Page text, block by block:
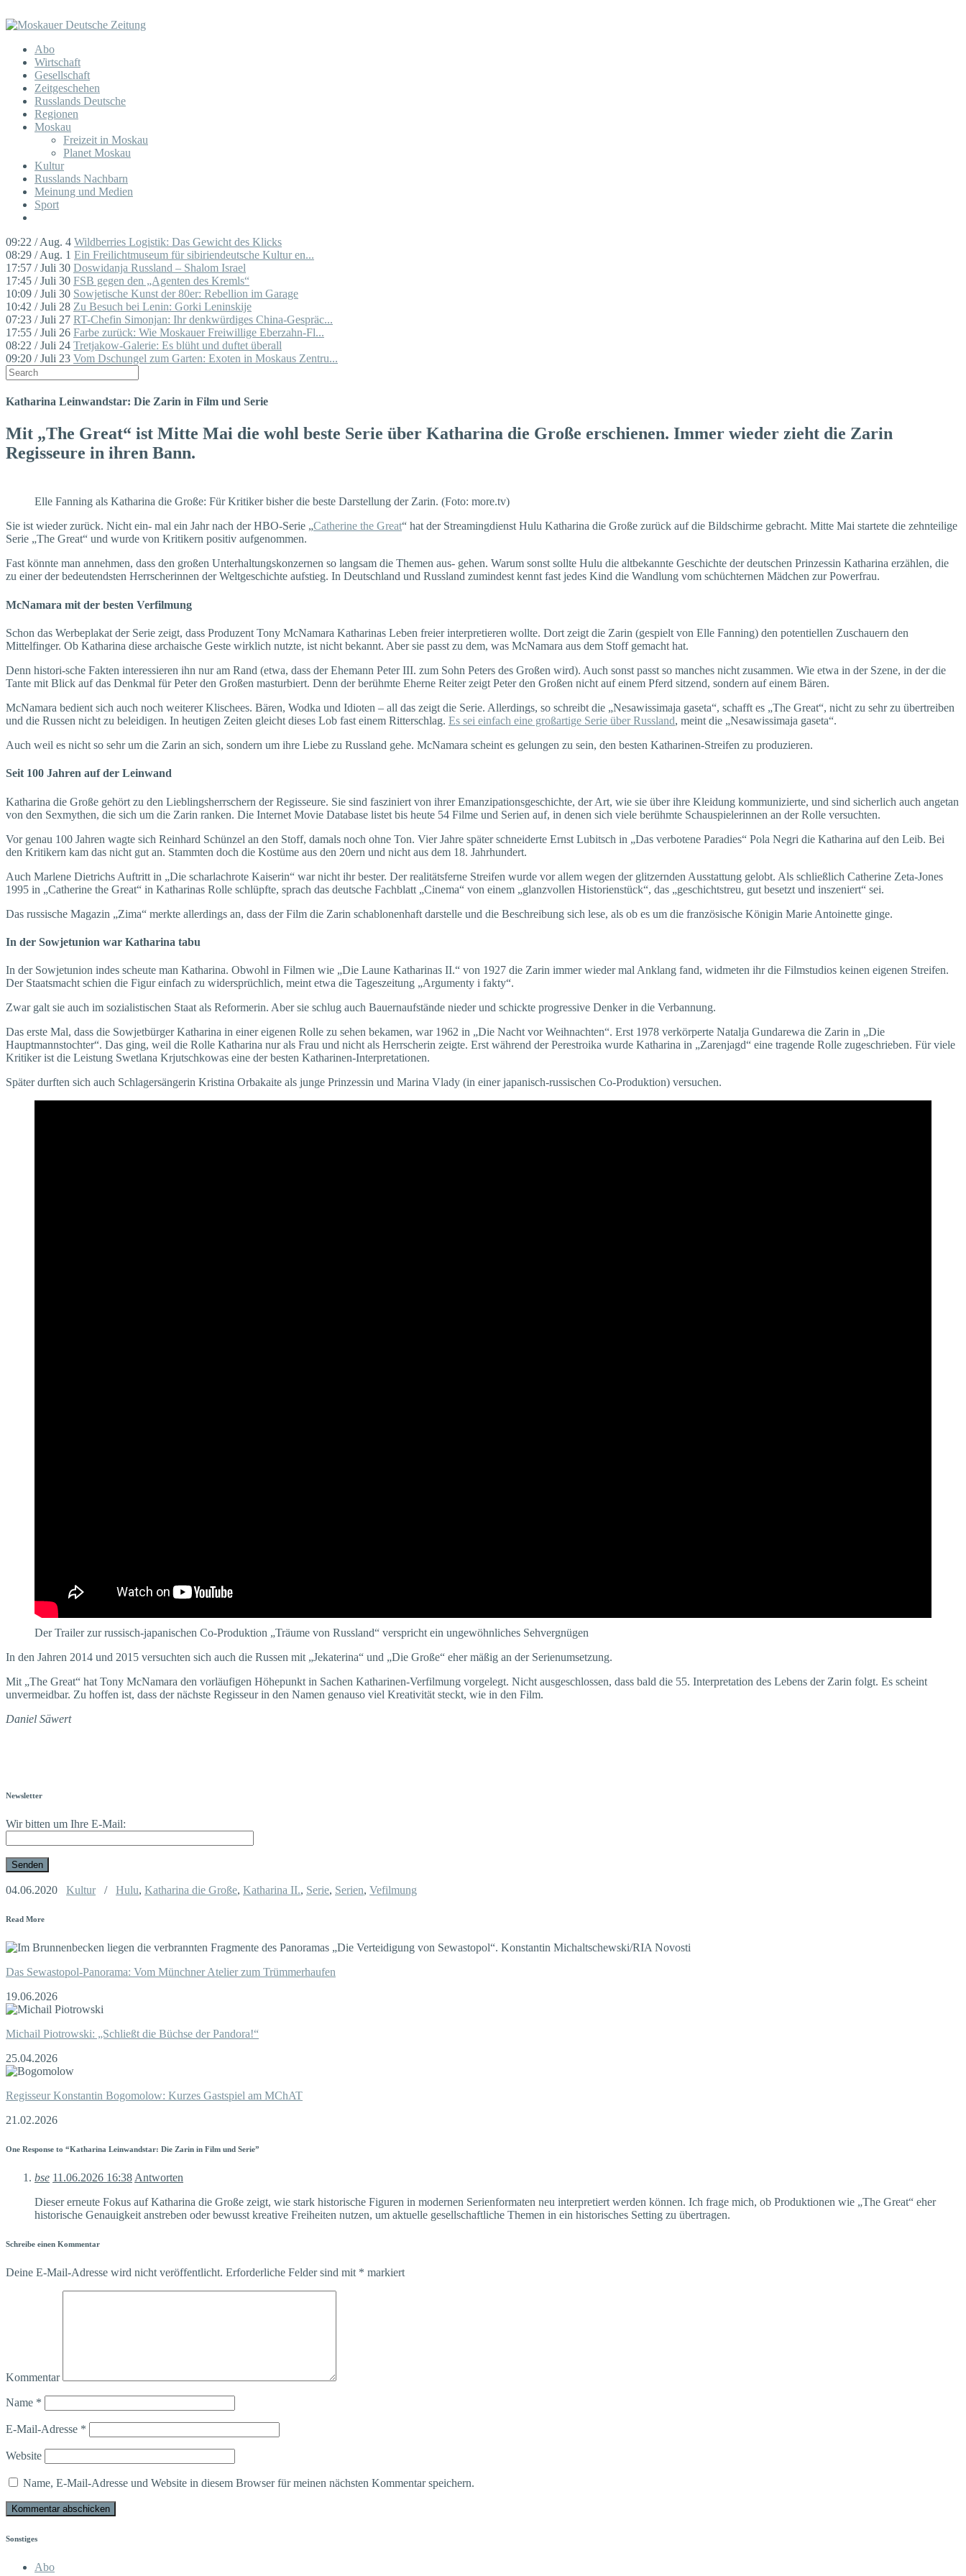
Abo
Wirtschaft
Gesellschaft
Zeitgeschehen
Russlands Deutsche
Regionen
Moskau
Freizeit in Moskau
Planet Moskau
Kultur
Russlands Nachbarn
Meinung und Medien
Sport
09:22 / Aug. 4 Wildberries Logistik: Das Gewicht des Klicks
08:29 / Aug. 1 Ein Freilichtmuseum für sibiriendeutsche Kultur en...
17:57 / Juli 30 Doswidanja Russland – Shalom Israel
17:45 / Juli 30 FSB gegen den „Agenten des Kremls“
10:09 / Juli 30 Sowjetische Kunst der 80er: Rebellion im Garage
10:42 / Juli 28 Zu Besuch bei Lenin: Gorki Leninskije
07:23 / Juli 27 RT-Chefin Simonjan: Ihr denkwürdiges China-Gespräc...
17:55 / Juli 26 Farbe zurück: Wie Moskauer Freiwillige Eberzahn-Fl...
08:22 / Juli 24 Tretjakow-Galerie: Es blüht und duftet überall
09:20 / Juli 23 Vom Dschungel zum Garten: Exoten in Moskaus Zentru...
Katharina Leinwandstar: Die Zarin in Film und Serie
Mit „The Great“ ist Mitte Mai die wohl beste Serie über Katharina die Große erschienen. Immer wieder zieht die Zarin
Regisseure in ihren Bann.
Elle Fanning als Katharina die Große: Für Kritiker bisher die beste Darstellung der Zarin. (Foto: more.tv)
Sie ist wieder zurück. Nicht ein- mal ein Jahr nach der HBO-Serie „Catherine the Great“ hat der Streamingdienst Hulu Katharina die Große zurück auf die Bildschirme gebracht. Mitte Mai startete die zehnteilige
Serie „The Great“ und wurde von Kritikern positiv aufgenommen.
Fast könnte man annehmen, dass den großen Unterhaltungskonzernen so langsam die Themen aus- gehen. Warum sonst sollte Hulu die altbekannte Geschichte der deutschen Prinzessin Katharina erzählen, die
zu einer der bedeutendsten Herrscherinnen der Weltgeschichte aufstieg. In Deutschland und Russland zumindest kennt fast jedes Kind die Wandlung vom schüchternen Mädchen zur Powerfrau.
McNamara mit der besten Verfilmung
Schon das Werbeplakat der Serie zeigt, dass Produzent Tony McNamara Katharinas Leben freier interpretieren wollte. Dort zeigt die Zarin (gespielt von Elle Fanning) den potentiellen Zuschauern den
Mittelfinger. Ob Katharina diese archaische Geste wirklich nutzte, ist nicht bekannt. Aber sie passt zu dem, was McNamara aus dem Stoff gemacht hat.
Denn histori-sche Fakten interessieren ihn nur am Rand (etwa, dass der Ehemann Peter III. zum Sohn Peters des Großen wird). Auch sonst passt so manches nicht zusammen. Wie etwa in der Szene, in der die
Tante mit Blick auf das Denkmal für Peter den Großen masturbiert. Denn der berühmte Eherne Reiter zeigt Peter den Großen nicht auf einem Pferd sitzend, sondern auf einem Bären.
McNamara bedient sich auch noch weiterer Klischees. Bären, Wodka und Idioten – all das zeigt die Serie. Allerdings, so schreibt die „Nesawissimaja gaseta“, schafft es „The Great“, nicht zu sehr zu übertreiben
und die Russen nicht zu beleidigen. In heutigen Zeiten gleicht dieses Lob fast einem Ritterschlag. Es sei einfach eine großartige Serie über Russland, meint die „Nesawissimaja gaseta“.
Auch weil es nicht so sehr um die Zarin an sich, sondern um ihre Liebe zu Russland gehe. McNamara scheint es gelungen zu sein, den besten Katharinen-Streifen zu produzieren.
Seit 100 Jahren auf der Leinwand
Katharina die Große gehört zu den Lieblingsherrschern der Regisseure. Sie sind fasziniert von ihrer Emanzipationsgeschichte, der Art, wie sie über ihre Kleidung kommunizierte, und sind sicherlich auch angetan
von den Sexmythen, die sich um die Zarin ranken. Die Internet Movie Database listet bis heute 54 Filme und Serien auf, in denen sich viele berühmte Schauspielerinnen an der Rolle versuchten.
Vor genau 100 Jahren wagte sich Reinhard Schünzel an den Stoff, damals noch ohne Ton. Vier Jahre später schneiderte Ernst Lubitsch in „Das verbotene Paradies“ Pola Negri die Katharina auf den Leib. Bei
den Kritikern kam das nicht gut an. Stammten doch die Kostüme aus den 20ern und nicht aus dem 18. Jahrhundert.
Auch Marlene Dietrichs Auftritt in „Die scharlachrote Kaiserin“ war nicht ihr bester. Der realitätsferne Streifen wurde vor allem wegen der glitzernden Ausstattung gelobt. Als schließlich Catherine Zeta-Jones
1995 in „Catherine the Great“ in Katharinas Rolle schlüpfte, sprach das deutsche Fachblatt „Cinema“ von einem „glanzvollen Historienstück“, das „geschichtstreu, gut besetzt und inszeniert“ sei.
Das russische Magazin „Zima“ merkte allerdings an, dass der Film die Zarin schablonenhaft darstelle und die Beschreibung sich lese, als ob es um die französische Königin Marie Antoinette ginge.
In der Sowjetunion war Katharina tabu
In der Sowjetunion indes scheute man Katharina. Obwohl in Filmen wie „Die Laune Katharinas II.“ von 1927 die Zarin immer wieder mal Anklang fand, widmeten ihr die Filmstudios keinen eigenen Streifen.
Der Staatsmacht schien die Figur einfach zu widersprüchlich, meint etwa die Tageszeitung „Argumenty i fakty“.
Zwar galt sie auch im sozialistischen Staat als Reformerin. Aber sie schlug auch Bauernaufstände nieder und schickte progressive Denker in die Verbannung.
Das erste Mal, dass die Sowjetbürger Katharina in einer eigenen Rolle zu sehen bekamen, war 1962 in „Die Nacht vor Weihnachten“. Erst 1978 verkörperte Natalja Gundarewa die Zarin in „Die
Hauptmannstochter“. Das ging, weil die Rolle Katharina nur als Frau und nicht als Herrscherin zeigte. Erst während der Perestroika wurde Katharina in „Zarenjagd“ eine tragende Rolle zugeschrieben. Für viele
Kritiker ist die Leistung Swetlana Krjutschkowas eine der besten Katharinen-Interpretationen.
Später durften sich auch Schlagersängerin Kristina Orbakaite als junge Prinzessin und Marina Vlady (in einer japanisch-russischen Co-Produktion) versuchen.
Der Trailer zur russisch-japanischen Co-Produktion „Träume von Russland“ verspricht ein ungewöhnliches Sehvergnügen
In den Jahren 2014 und 2015 versuchten sich auch die Russen mit „Jekaterina“ und „Die Große“ eher mäßig an der Serienumsetzung.
Mit „The Great“ hat Tony McNamara den vorläufigen Höhepunkt in Sachen Katharinen-Verfilmung vorgelegt. Nicht ausgeschlossen, dass bald die 55. Interpretation des Lebens der Zarin folgt. Es scheint
unvermeidbar. Zu hoffen ist, dass der nächste Regisseur in den Namen genauso viel Kreativität steckt, wie in den Film.
Daniel Säwert
Newsletter
Wir bitten um Ihre E-Mail:
04.06.2020 Kultur/ Hulu, Katharina die Große, Katharina II., Serie, Serien, Vefilmung
Read More
Das Sewastopol-Panorama: Vom Münchner Atelier zum Trümmerhaufen
19.06.2026
Michail Piotrowski: „Schließt die Büchse der Pandora!“
25.04.2026
Regisseur Konstantin Bogomolow: Kurzes Gastspiel am MChAT
21.02.2026
One Response to “Katharina Leinwandstar: Die Zarin in Film und Serie”
bse 11.06.2026 16:38 Antworten
Dieser erneute Fokus auf Katharina die Große zeigt, wie stark historische Figuren in modernen Serienformaten neu interpretiert werden können. Ich frage mich, ob Produktionen wie „The Great“ eher
historische Genauigkeit anstreben oder bewusst kreative Freiheiten nutzen, um aktuelle gesellschaftliche Themen in ein historisches Setting zu übertragen.
Schreibe einen Kommentar
Deine E-Mail-Adresse wird nicht veröffentlicht. Erforderliche Felder sind mit * markiert
Kommentar
Name *
E-Mail-Adresse *
Website
Name, E-Mail-Adresse und Website in diesem Browser für meinen nächsten Kommentar speichern.
Sonstiges
Abo